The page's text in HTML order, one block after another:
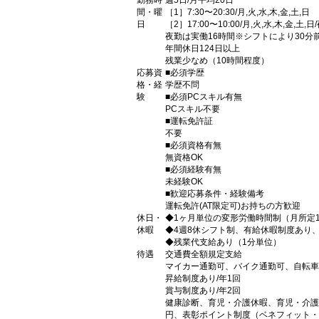
間・曜
日
［1］7:30〜20:30/月,火,水,木,金,土,日
［2］17:00〜10:00/月,火,水,木,金,土,日
夜勤は実働16時間※シフトにより30分
年間休日124日以上
残業少なめ（10時間程度）
応募資
格・経
験
■必須学歴
学歴不問
■必須PCスキル有無
PCスキル不要
■運転免許証
不要
■必須資格有無
無資格OK
■必須経験有無
未経験OK
■歓迎応募条件・経験備考
運転免許(AT限定可)お持ちの方歓迎
休日・
休暇
◆1ヶ月単位の変形労働時間制（月所定
◆4週8休シフト制、有給休暇制度あり
◆残業代支給あり（1分単位）
待遇
交通費全額規定支給
マイカー通勤可、バイク通勤可、自転
昇給制度あり/年1回
賞与制度あり/年2回
健康診断、育児・介護休暇、育児・介
円、表彰ポイント制度（ベネフィット